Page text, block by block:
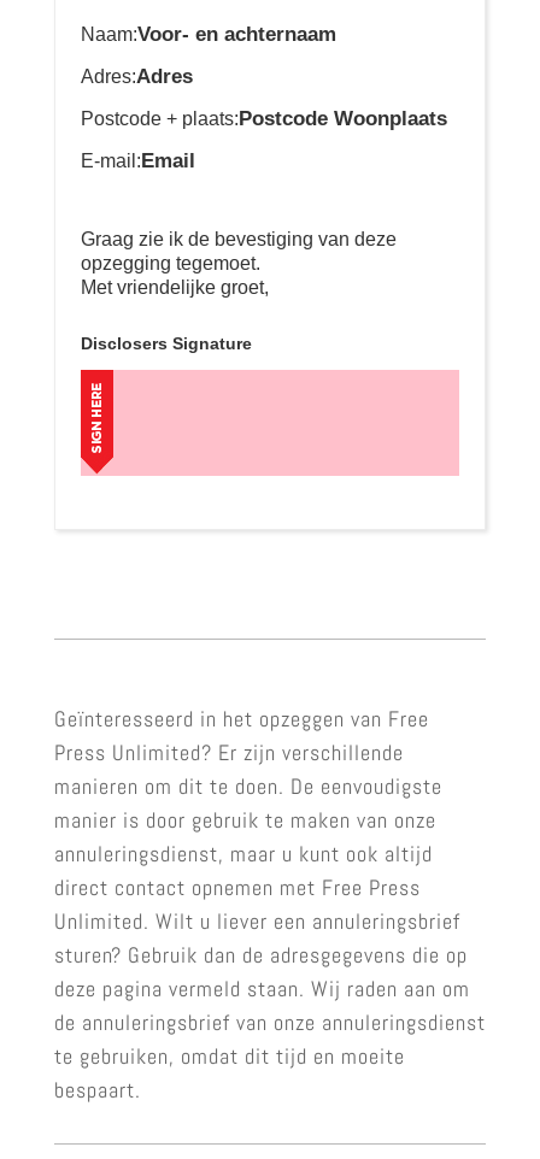
Naam:Voor- en achternaam
Adres:Adres
Postcode + plaats:Postcode Woonplaats
E-mail:Email
Graag zie ik de bevestiging van deze
opzegging tegemoet.
Met vriendelijke groet,
Disclosers Signature
Geïnteresseerd in het opzeggen van Free
Press Unlimited? Er zijn verschillende
manieren om dit te doen. De eenvoudigste
manier is door gebruik te maken van onze
annuleringsdienst, maar u kunt ook altijd
direct contact opnemen met Free Press
Unlimited. Wilt u liever een annuleringsbrief
sturen? Gebruik dan de adresgegevens die op
deze pagina vermeld staan. Wij raden aan om
de annuleringsbrief van onze annuleringsdienst
te gebruiken, omdat dit tijd en moeite
bespaart.